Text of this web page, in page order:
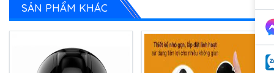
SẢN PHẨM KHÁC